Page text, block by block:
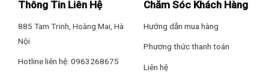
– Chế độ kiểm soát độ ẩm
– Tạo ion lọc không khí
– Màn hình hiển thị nhiệt độ trên dàn lạnh
Thông Tin Liên Hệ
885 Tam Trinh, Hoàng Mai, Hà
Nội
Hotline liên hệ: 0963268675
Chăm Sóc Khách Hàng
Hướng dẫn mua hàng
Phương thức thanh toán
Liên hệ